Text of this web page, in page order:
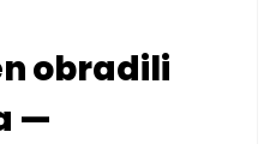
obradili
—